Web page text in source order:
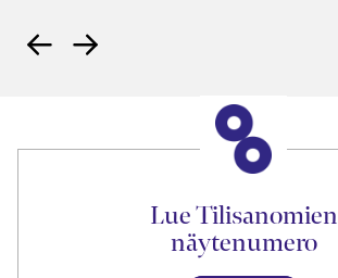
Lue Tilisanomien
näytenumero